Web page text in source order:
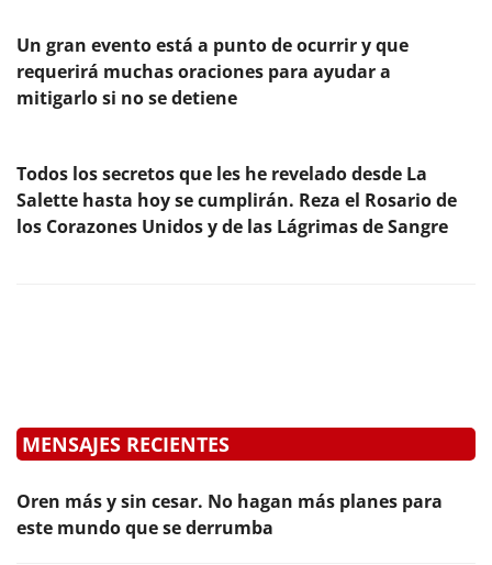
Un gran evento está a punto de ocurrir y que
requerirá muchas oraciones para ayudar a
mitigarlo si no se detiene
Todos los secretos que les he revelado desde La
Salette hasta hoy se cumplirán. Reza el Rosario de
los Corazones Unidos y de las Lágrimas de Sangre
MENSAJES RECIENTES
Oren más y sin cesar. No hagan más planes para
este mundo que se derrumba